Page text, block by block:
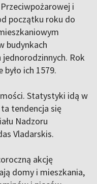
i
początku roku do
budynkach
Rok
ich 1579.
Statystyki idą w
tendencja się
Nadzoru
Vladarskis.
akcję
domy i mieszkania,